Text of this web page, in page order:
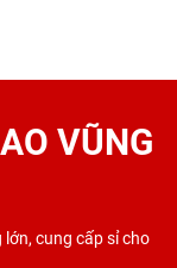
VŨNG
cung cấp sỉ cho